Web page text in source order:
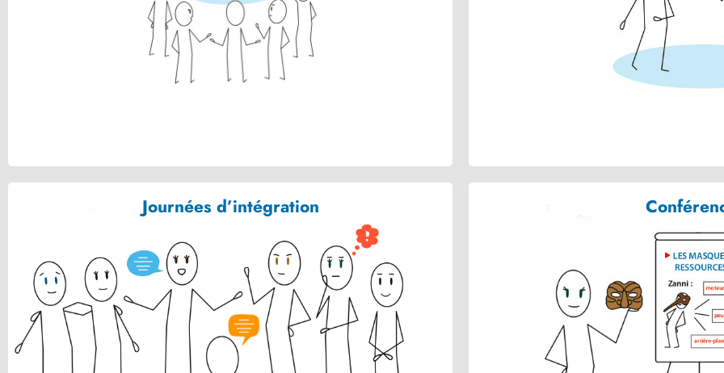
VOIR
Journées d’intégration
Découvrir la richesse et la compléxité de la
nature humaine à travers les 9 masques
archetypes de la commedia dell'arte